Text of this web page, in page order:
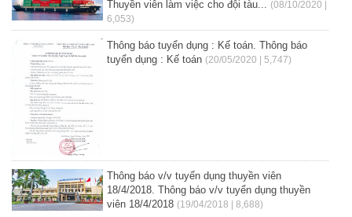
Thuyền viên làm việc cho đội tàu...
(08/10/2020 |
6,053)
Thông báo tuyển dụng : Kế toán. Thông báo
tuyển dụng : Kế toán (20/05/2020 | 5,747)
Thông báo v/v tuyển dụng thuyền viên
18/4/2018. Thông báo v/v tuyển dụng thuyền
viên 18/4/2018 (19/04/2018 | 8,688)